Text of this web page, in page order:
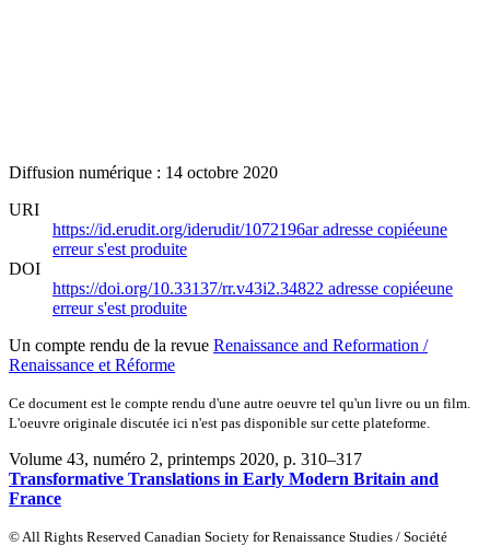
Diffusion numérique : 14 octobre 2020
URI
https://id.erudit.org/iderudit/1072196aradresse copiéeune
erreur s'est produite
DOI
https://doi.org/10.33137/rr.v43i2.34822 adresse copiéeune
erreur s'est produite
Un compte rendu de la revue Renaissance and Reformation /
Renaissance et Réforme
Ce document est le compte rendu d'une autre oeuvre tel qu'un livre ou un film.
L'oeuvre originale discutée ici n'est pas disponible sur cette plateforme.
Volume 43, numéro 2, printemps 2020, p. 310–317
Transformative Translations in Early Modern Britain and
France
© All Rights Reserved Canadian Society for Renaissance Studies / Société